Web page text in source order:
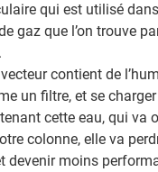
qui est utilisé
gaz que l’on trouve
contient de
un filtre, et se charger
cette eau, qui va
colonne, elle va
devenir moins